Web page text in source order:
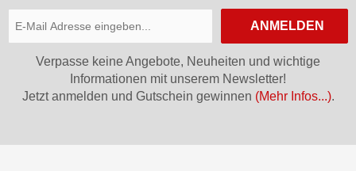
ANMELDEN
Verpasse keine Angebote, Neuheiten und wichtige
Informationen mit unserem Newsletter!
Jetzt anmelden und Gutschein gewinnen (Mehr Infos...).